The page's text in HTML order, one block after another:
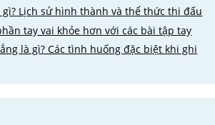
gì? Lịch sử hình thành và thể thức thi đấu
tay vai khỏe hơn với các bài tập tay
là gì? Các tình huống đặc biệt khi ghi